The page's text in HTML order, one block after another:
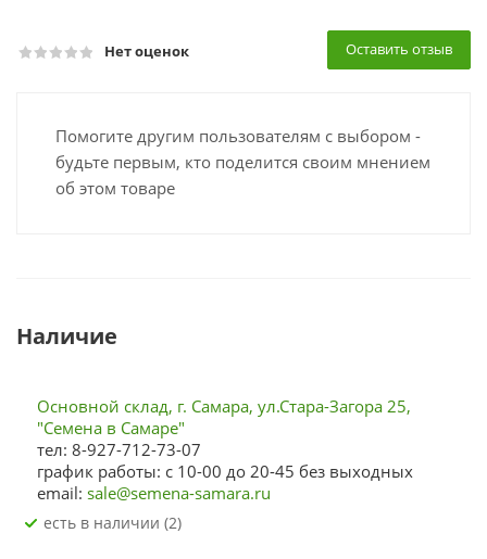
Нет оценок Оставить отзыв
Помогите другим пользователям с выбором -
будьте первым, кто поделится своим мнением
об этом товаре
Наличие
Основной склад, г. Самара, ул.Стара-Загора 25,
"Семена в Самаре"
тел: 8-927-712-73-07
график работы: с 10-00 до 20-45 без выходных
email: sale@semena-samara.ru
Есть в наличии (2)